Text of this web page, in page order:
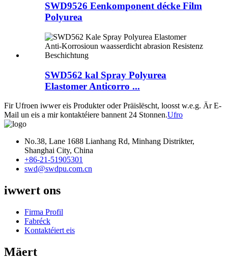
SWD9526 Eenkomponent décke Film
Polyurea
SWD562 kal Spray Polyurea
Elastomer Anticorro ...
Fir Ufroen iwwer eis Produkter oder Präislëscht, loosst w.e.g. Är E-
Mail un eis a mir kontaktéiere bannent 24 Stonnen.Ufro
No.38, Lane 1688 Lianhang Rd, Minhang Distrikter,
Shanghai City, China
+86-21-51905301
swd@swdpu.com.cn
iwwert ons
Firma Profil
Fabréck
Kontaktéiert eis
Mäert